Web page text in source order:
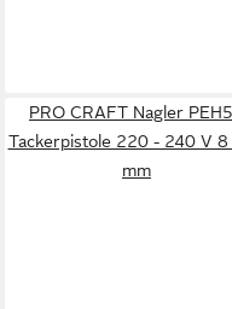
PRO CRAFT Nagler
Tackerpistole 220 - 240 V
mm